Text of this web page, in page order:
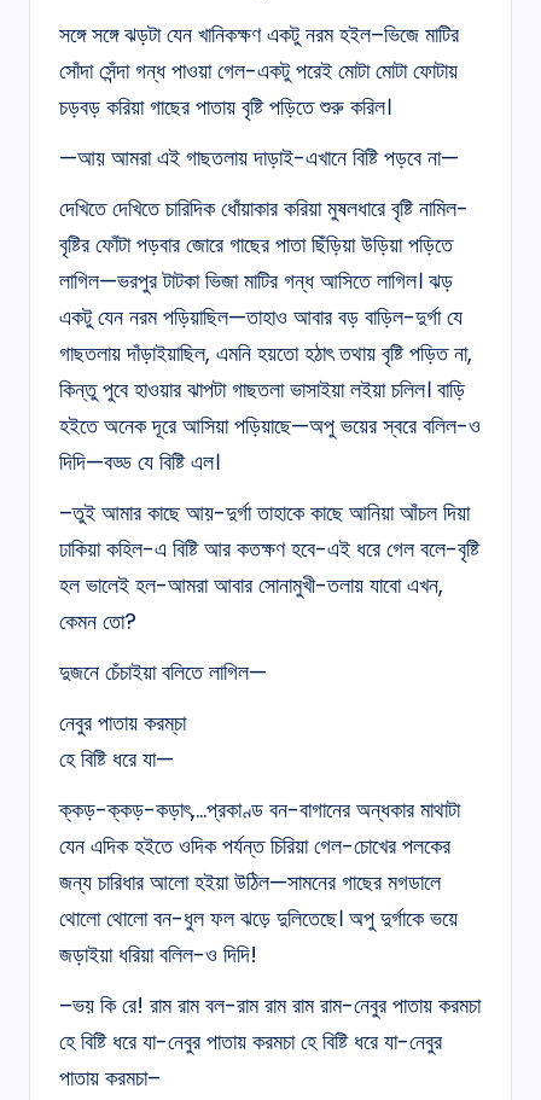
সঙ্গে সঙ্গে ঝড়টা যেন খানিকক্ষণ একটু নরম হইল–ভিজে মাটির
সোঁদা সেঁন্দা গন্ধ পাওয়া গেল-একটু পরেই মোটা মোটা ফোটায়
চড়বড় করিয়া গাছের পাতায় বৃষ্টি পড়িতে শুরু করিল।
—আয় আমরা এই গাছতলায় দাড়াই-এখানে বিষ্টি পড়বে না—
দেখিতে দেখিতে চারিদিক ধোঁয়াকার করিয়া মুষলধারে বৃষ্টি নামিল-
বৃষ্টির ফোঁটা পড়বার জোরে গাছের পাতা ছিঁড়িয়া উড়িয়া পড়িতে
লাগিল—ভরপুর টাটকা ভিজা মাটির গন্ধ আসিতে লাগিল। ঝড়
একটু যেন নরম পড়িয়াছিল—তাহাও আবার বড় বাড়িল-দুৰ্গা যে
গাছতলায় দাঁড়াইয়াছিল, এমনি হয়তো হঠাৎ তথায় বৃষ্টি পড়িত না,
কিন্তু পুবে হাওয়ার ঝাপটা গাছতলা ভাসাইয়া লইয়া চলিল। বাড়ি
হইতে অনেক দূরে আসিয়া পড়িয়াছে—অপু ভয়ের স্বরে বলিল-ও
দিদি—বড্ড যে বিষ্টি এল।
–তুই আমার কাছে আয়-দুর্গা তাহাকে কাছে আনিয়া আঁচল দিয়া
ঢাকিয়া কহিল-এ বিষ্টি আর কতক্ষণ হবে-এই ধরে গেল বলে-বৃষ্টি
হল ভালেই হল-আমরা আবার সোনামুখী-তলায় যাবো এখন,
কেমন তো?
দুজনে চেঁচাইয়া বলিতে লাগিল—
নেবুর পাতায় করম্‌চা
হে বিষ্টি ধরে যা—
ক্কড়-ক্কড়-কড়াৎ,…প্রকাণ্ড বন-বাগানের অন্ধকার মাথাটা
যেন এদিক হইতে ওদিক পর্যন্ত চিরিয়া গেল-চোখের পলকের
জন্য চারিধার আলো হইয়া উঠিল—সামনের গাছের মগডালে
থোলো থোলো বন-ধুল ফল ঝড়ে দুলিতেছে। অপু দুৰ্গাকে ভয়ে
জড়াইয়া ধরিয়া বলিল-ও দিদি!
–ভয় কি রে! রাম রাম বল-রাম রাম রাম রাম-নেবুর পাতায় করমচা
হে বিষ্টি ধরে যা-নেবুর পাতায় করমচা হে বিষ্টি ধরে যা-নেবুর
পাতায় করমচা–